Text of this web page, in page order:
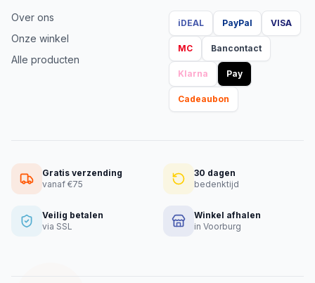
Over ons
Onze winkel
Alle producten
iDEAL PayPal VISA
MC Bancontact
Klarna Pay
Cadeaubon
Gratis verzending
vanaf €75
30 dagen
bedenktijd
Veilig betalen
via SSL
Winkel afhalen
in Voorburg